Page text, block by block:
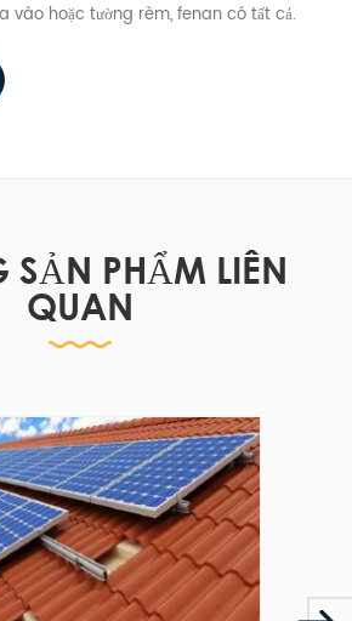
vào hoặc tường rèm, fenan có tất cả.
SẢN PHẨM LIÊN
QUAN